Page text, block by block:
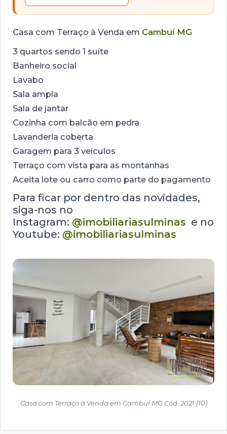
Casa com Terraço à Venda em Cambuí MG
3 quartos sendo 1 suíte
Banheiro social
Lavabo
Sala ampla
Sala de jantar
Cozinha com balcão em pedra
Lavanderia coberta
Garagem para 3 veículos
Terraço com vista para as montanhas
Aceita lote ou carro como parte do pagamento
Para ficar por dentro das novidades,
siga-nos no
Instagram: @imobiliariasulminas e no
Youtube: @imobiliariasulminas
Casa com Terraço à Venda em Cambuí MG Cód. 2021 (10)